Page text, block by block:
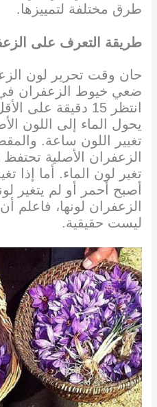
طرق مختلفة لتمييزها.
طريقة التعرف على
حان وقت تحرير لون
ضعي خيوط الزعفران
انتظر 15 دقيقة
يحول الماء إلى اللون
تغيير اللون ساعة.
الزعفران الأصلية
تغير لون الماء. أما إذا
أصبح أحمر أو لم يتغير
الزعفران لونها، فاعلم
ليست حقيقية.